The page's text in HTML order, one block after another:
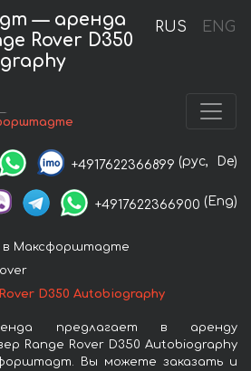
RUS ENG
— аренда
Rover D350
+4917622366899 (рус, De)
+4917622366900 (Eng)
в Максфорштадте
D350 Autobiography
предлагает в аренду
Range Rover D350 Autobiography
Вы можете заказать и